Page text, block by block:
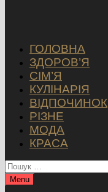
ГОЛОВНА
ЗДОРОВ’Я
СІМ’Я
КУЛІНАРІЯ
ВІДПОЧИНОК
РІЗНЕ
МОДА
КРАСА
Пошук:
Menu